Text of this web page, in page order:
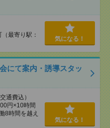
最寄り駅：
気になる！
にて案内・誘導スタッ
通費込）
円×10時間
8時間を越え
気になる！